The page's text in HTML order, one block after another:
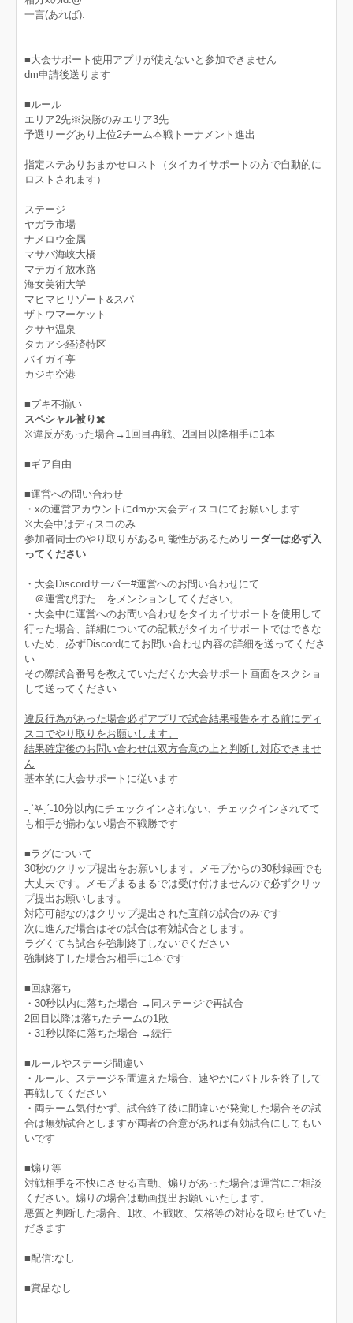
一言(あれば):
■大会サポート使用アプリが使えないと参加できません
dm申請後送ります
■ルール
エリア2先※決勝のみエリア3先
予選リーグあり上位2チーム本戦トーナメント進出
指定ステありおまかせロスト（タイカイサポートの方で自動的に
ロストされます）
ステージ
ヤガラ市場
ナメロウ金属
マサバ海峡大橋
マテガイ放水路
海女美術大学
マヒマヒリゾート&スパ
ザトウマーケット
クサヤ温泉
タカアシ経済特区
バイガイ亭
カジキ空港
■ブキ不揃い
スペシャル被り✖️
※違反があった場合→1回目再戦、2回目以降相手に1本
■ギア自由
■運営への問い合わせ
・xの運営アカウントにdmか大会ディスコにてお願いします
※大会中はディスコのみ
参加者同士のやり取りがある可能性があるため リーダーは必ず入
ってください
・大会Discordサーバー#運営へのお問い合わせにて
＠運営ぴぽた をメンションしてください。
・大会中に運営へのお問い合わせをタイカイサポートを使用して
行った場合、詳細についての記載がタイカイサポートではできな
いため、必ずDiscordにてお問い合わせ内容の詳細を送ってくださ
い
その際試合番号を教えていただくか大会サポート画面をスクショ
して送ってください
違反行為があった場合必ずアプリで試合結果報告をする前にディ
スコでやり取りをお願いします。
結果確定後のお問い合わせは双方合意の上と判断し対応できませ
ん
基本的に大会サポートに従います
˗ˏˋ𖤐ˎˊ˗10分以内にチェックインされない、チェックインされてて
も相手が揃わない場合不戦勝です
■ラグについて
30秒のクリップ提出をお願いします。メモプからの30秒録画でも
大丈夫です。メモプまるまるでは受け付けませんので必ずクリッ
プ提出お願いします。
対応可能なのはクリップ提出された直前の試合のみです
次に進んだ場合はその試合は有効試合とします。
ラグくても試合を強制終了しないでください
強制終了した場合お相手に1本です
■回線落ち
・30秒以内に落ちた場合 →同ステージで再試合
2回目以降は落ちたチームの1敗
・31秒以降に落ちた場合 →続行
■ルールやステージ間違い
・ルール、ステージを間違えた場合、速やかにバトルを終了して
再戦してください
・両チーム気付かず、試合終了後に間違いが発覚した場合その試
合は無効試合としますが両者の合意があれば有効試合にしてもい
いです
■煽り等
対戦相手を不快にさせる言動、煽りがあった場合は運営にご相談
ください。煽りの場合は動画提出お願いいたします。
悪質と判断した場合、1敗、不戦敗、失格等の対応を取らせていた
だきます
■配信:なし
■賞品なし